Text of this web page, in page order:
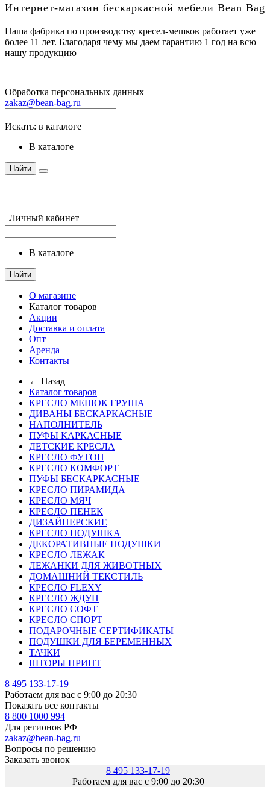
Интернет-магазин бескаркасной мебели Bean Bag
Наша фабрика по производству кресел-мешков работает уже
более 11 лет. Благодаря чему мы даем гарантию 1 год на всю
нашу продукцию
Обработка персональных данных
zakaz@bean-bag.ru
Искать: в каталоге
в каталоге
Найти
Личный кабинет
в каталоге
Найти
О магазине
Каталог товаров
Акции
Доставка и оплата
Опт
Аренда
Контакты
← Назад
Каталог товаров
КРЕСЛО МЕШОК ГРУША
ДИВАНЫ БЕСКАРКАСНЫЕ
НАПОЛНИТЕЛЬ
ПУФЫ КАРКАСНЫЕ
ДЕТСКИЕ КРЕСЛА
КРЕСЛО ФУТОН
КРЕСЛО КОМФОРТ
ПУФЫ БЕСКАРКАСНЫЕ
КРЕСЛО ПИРАМИДА
КРЕСЛО МЯЧ
КРЕСЛО ПЕНЕК
ДИЗАЙНЕРСКИЕ
КРЕСЛО ПОДУШКА
ДЕКОРАТИВНЫЕ ПОДУШКИ
КРЕСЛО ЛЕЖАК
ЛЕЖАНКИ ДЛЯ ЖИВОТНЫХ
ДОМАШНИЙ ТЕКСТИЛЬ
КРЕСЛО FLEXY
КРЕСЛО ЖДУН
КРЕСЛО СОФТ
КРЕСЛО СПОРТ
ПОДАРОЧНЫЕ СЕРТИФИКАТЫ
ПОДУШКИ ДЛЯ БЕРЕМЕННЫХ
ТАЧКИ
ШТОРЫ ПРИНТ
8 495 133-17-19
Работаем для вас с 9:00 до 20:30
Показать все контакты
8 800 1000 994
Для регионов РФ
zakaz@bean-bag.ru
Вопросы по решению
Заказать звонок
8 495 133-17-19
Работаем для вас с 9:00 до 20:30